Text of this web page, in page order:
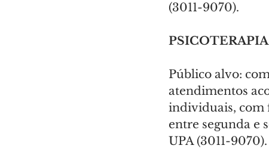
(3011-9070).
Público alvo:
atendimentos
individuais, com
entre segunda e
UPA (3011-9070).